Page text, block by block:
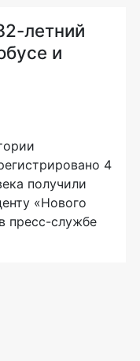
летний
и
4
получили
«Нового
пресс-службе